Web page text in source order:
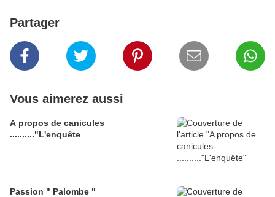
Partager
Vous aimerez aussi
A propos de canicules
.........."L'enquête
Passion " Palombe "